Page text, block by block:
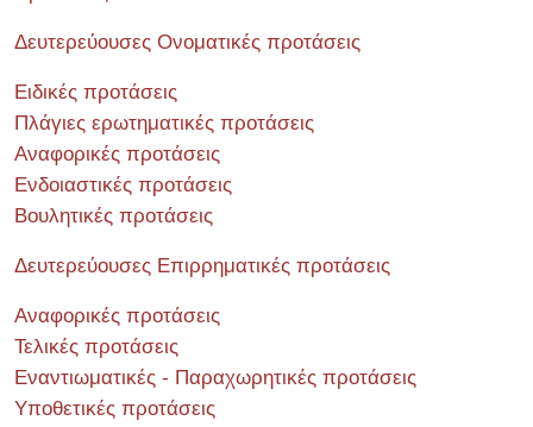
Δευτερεύουσες Ονοματικές προτάσεις
Ειδικές προτάσεις
Πλάγιες ερωτηματικές προτάσεις
Αναφορικές προτάσεις
Ενδοιαστικές προτάσεις
Βουλητικές προτάσεις
Δευτερεύουσες Επιρρηματικές προτάσεις
Αναφορικές προτάσεις
Τελικές προτάσεις
Εναντιωματικές - Παραχωρητικές προτάσεις
Υποθετικές προτάσεις